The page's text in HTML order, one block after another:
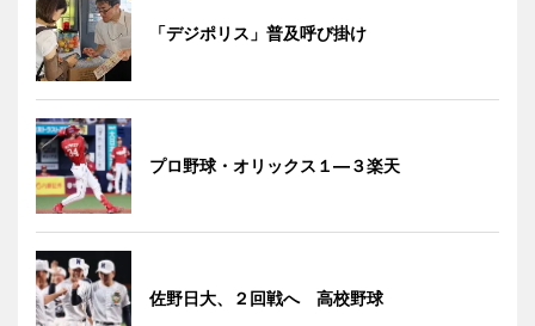
「デジポリス」普及呼び掛け
プロ野球・オリックス１―３楽天
佐野日大、２回戦へ 高校野球